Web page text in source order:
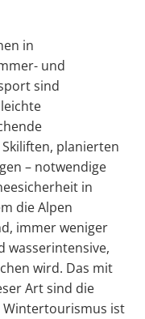
in
und
sind
planierten
– notwendige
in
die Alpen
immer weniger
wasserintensive,
wird. Das mit
Art sind die
Wintertourismus ist